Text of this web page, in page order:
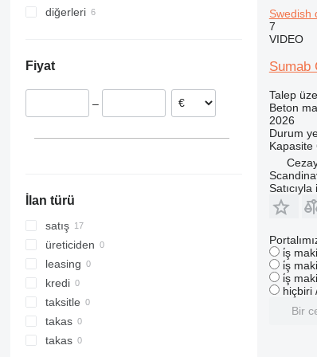
Hırvatistan
Romanya
Litvanya
diğerleri
Cezayir
Kolombiya
Fiyat
–
İlan türü
satış
üreticiden
leasing
kredi
taksitle
takas
takas
Swedish
7
VIDEO
Sumab
Talep
Beton
2026
Durum
Kapasite
i̇ş
i̇ş
i̇ş
hiçbiri
Bir